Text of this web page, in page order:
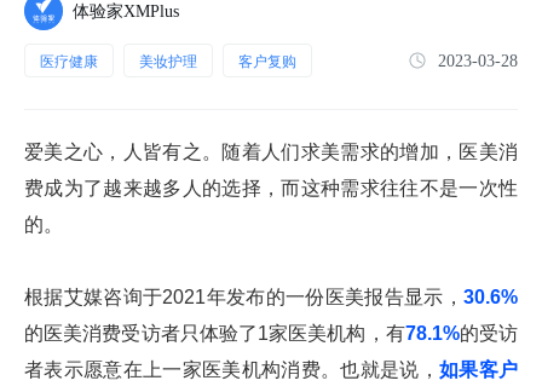
体验家XMPlus
医疗健康 美妆护理 客户复购 2023-03-28
爱美之心，人皆有之。随着人们求美需求的增加，医美消
费成为了越来越多人的选择，而这种需求往往不是一次性
的。
根据艾媒咨询于2021年发布的一份医美报告显示， 30.6%
的医美消费受访者只体验了1家医美机构，有78.1%的受访
者表示愿意在上一家医美机构消费。也就是说， 如果客户